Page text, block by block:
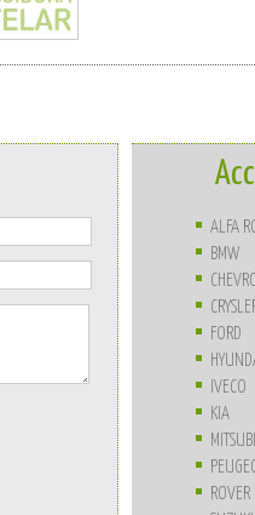
ALFA
BMW
FORD
IVECO
KIA
ROVER